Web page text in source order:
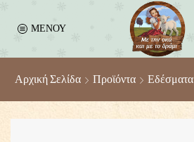
ΜΕΝΟΥ
Αρχική Σελίδα Προϊόντα Εδέσματα